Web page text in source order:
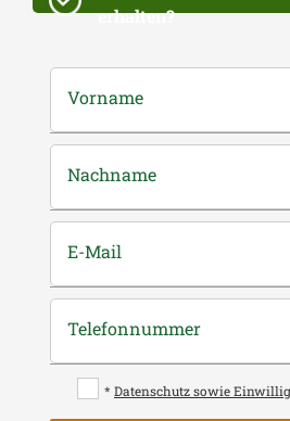
erhalten?
Vorname
Nachname
E-Mail
Telefonnummer
* Datenschutz sowie